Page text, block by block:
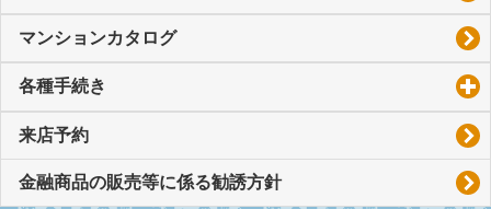
マンションカタログ
各種手続き
来店予約
金融商品の販売等に係る勧誘方針